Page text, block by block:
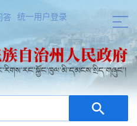
答 统一用户登录